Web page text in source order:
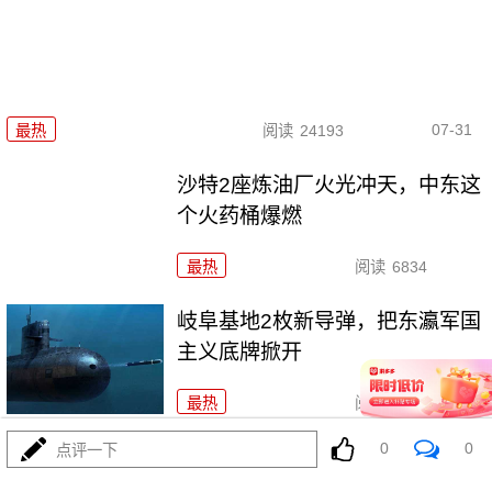
最热 阅读 24193 07-31
沙特2座炼油厂火光冲天，中东这
个火药桶爆燃
最热 阅读 6834
岐阜基地2枚新导弹，把东瀛军国
主义底牌掀开
最热 阅读 6793
大闹利雅得：波斯无人机是如何
点评一下 0 0